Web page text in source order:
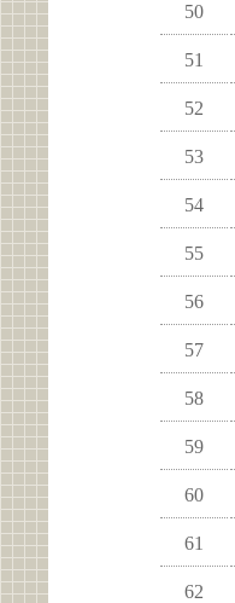
50
51
52
53
54
55
56
57
58
59
60
61
62